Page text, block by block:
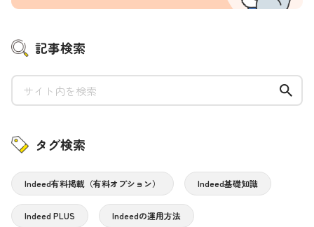
記事検索
タグ検索
Indeed有料掲載（有料オプション） Indeed基礎知識
Indeed PLUS Indeedの運用方法